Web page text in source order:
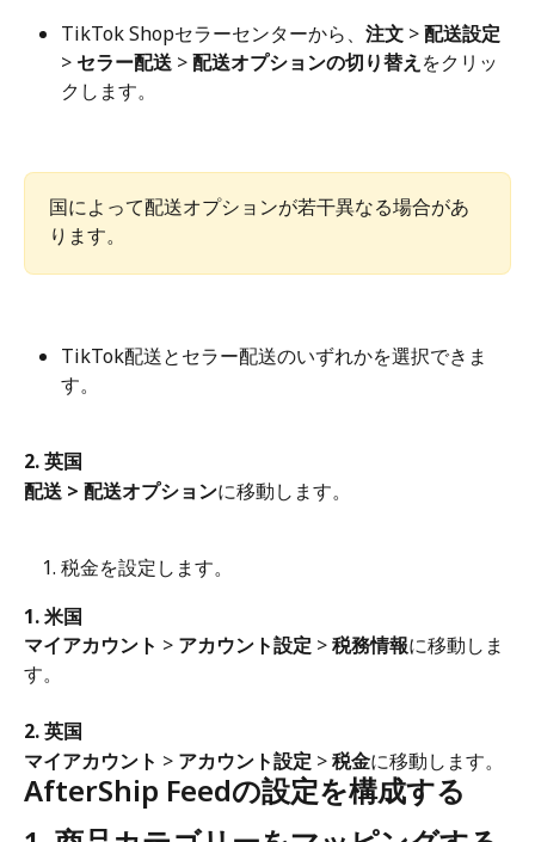
TikTok Shopセラーセンターから、 注文 > 配送設定
> セラー配送 > 配送オプションの切り替え をクリッ
クします。
国によって配送オプションが若干異なる場合があ
ります。
TikTok配送とセラー配送のいずれかを選択できま
す。
2. 英国
配送 > 配送オプションに移動します。
税金を設定します。
1. 米国
マイアカウント > アカウント設定 > 税務情報に移動しま
す。
2. 英国
マイアカウント > アカウント設定 > 税金に移動します。
AfterShip Feedの設定を構成する